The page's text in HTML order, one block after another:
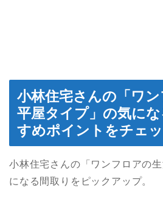
小林住宅さんの「ワ
平屋タイプ」の気に
すめポイントをチェッ
小林住宅さんの「ワンフロアの
になる間取りをピックアップ。